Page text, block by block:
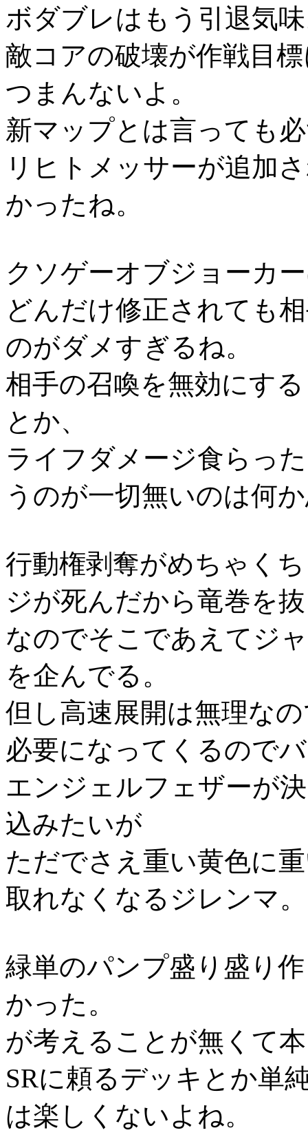
ボダブレはもう引退気
敵コアの破壊が作戦目
つまんないよ。
新マップとは言っても
リヒトメッサーが追加
かったね。
クソゲーオブジョーカ
どんだけ修正されても
のがダメすぎるね。
相手の召喚を無効にす
とか、
ライフダメージ食らっ
うのが一切無いのは何
行動権剥奪がめちゃく
ジが死んだから竜巻を
なのでそこであえてジ
を企んでる。
但し高速展開は無理な
必要になってくるので
エンジェルフェザーが
込みたいが
ただでさえ重い黄色に
取れなくなるジレンマ。
緑単のパンプ盛り盛り
かった。
が考えることが無くて
SRに頼るデッキとか単
は楽しくないよね。